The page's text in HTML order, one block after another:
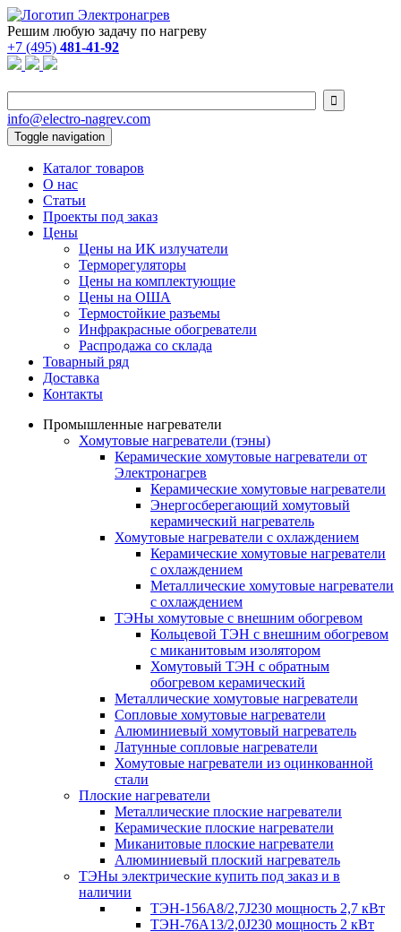
Решим любую задачу по нагреву
+7 (495) 481-41-92

info@electro-nagrev.com
Toggle navigation
Каталог товаров
О нас
Статьи
Проекты под заказ
Цены
Цены на ИК излучатели
Терморегуляторы
Цены на комплектующие
Цены на ОША
Термостойкие разъемы
Инфракрасные обогреватели
Распродажа со склада
Товарный ряд
Доставка
Контакты
Промышленные нагреватели
Хомутовые нагреватели (тэны)
Керамические хомутовые нагреватели от
Электронагрев
Керамические хомутовые нагреватели
Энергосберегающий хомутовый
керамический нагреватель
Хомутовые нагреватели с охлаждением
Керамические хомутовые нагреватели
с охлаждением
Металлические хомутовые нагреватели
с охлаждением
ТЭНы хомутовые с внешним обогревом
Кольцевой ТЭН с внешним обогревом
с миканитовым изолятором
Хомутовый ТЭН с обратным
обогревом керамический
Металлические хомутовые нагреватели
Сопловые хомутовые нагреватели
Алюминиевый хомутовый нагреватель
Латунные сопловые нагреватели
Хомутовые нагреватели из оцинкованной
стали
Плоские нагреватели
Металлические плоские нагреватели
Керамические плоские нагреватели
Миканитовые плоские нагреватели
Алюминиевый плоский нагреватель
ТЭНы электрические купить под заказ и в
наличии
ТЭН-156А8/2,7J230 мощность 2,7 кВт
ТЭН-76А13/2,0J230 мощность 2 кВт